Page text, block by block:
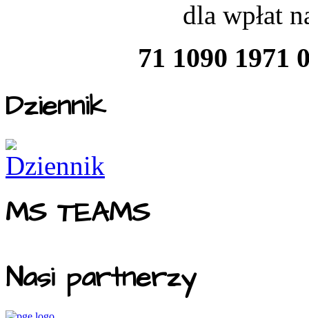
dla wpłat
71 1090 1971
Dziennik
MS TEAMS
Nasi partnerzy